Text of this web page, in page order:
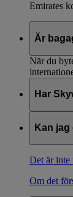
Emirates
Är
När du
Har
Reglerna
Kan
Det är inte
Om det